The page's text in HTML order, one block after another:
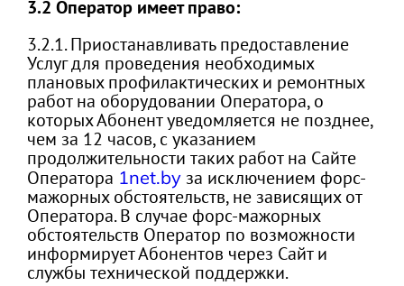
3.2 Оператор имеет право:
3.2.1. Приостанавливать предоставление
Услуг для проведения необходимых
плановых профилактических и ремонтных
работ на оборудовании Оператора, о
которых Абонент уведомляется не позднее,
чем за 12 часов, с указанием
продолжительности таких работ на Сайте
Оператора 1net.by за исключением форс-
мажорных обстоятельств, не зависящих от
Оператора. В случае форс-мажорных
обстоятельств Оператор по возможности
информирует Абонентов через Сайт и
службы технической поддержки.